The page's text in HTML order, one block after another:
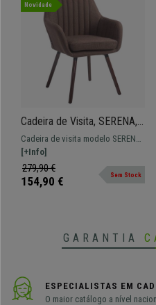
Novidade
Cadeira de Visita, SERENA,
Comodidade, Madeira de
Carvalho Escura, Cor
Castanho
Cadeira de visita modelo SERENA.
Modelo com base de madeira e
extra comodidade para o seu
espaço.
[+Info]
279,90 €
154,90 € Sem Stock
GARANTIA
ESPECIALISTAS EM
O maior catálogo a nível